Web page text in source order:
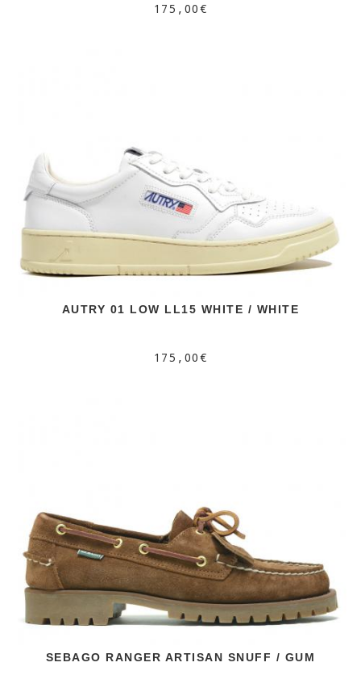
175,00€
AUTRY 01 LOW LL15 WHITE / WHITE
175,00€
SEBAGO RANGER ARTISAN SNUFF / GUM